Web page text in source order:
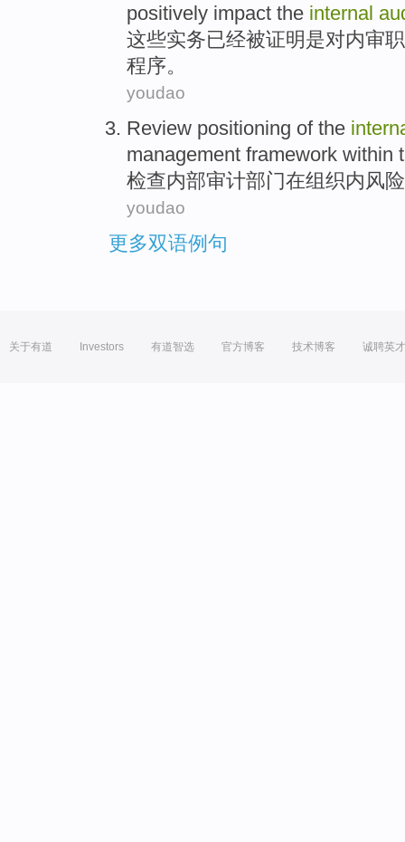
positively impact the internal
这些实务已经被证明是对内审
程序。
youdao
Review positioning of the
management framework within
检查内部审计部门在组织内 风险
youdao
更多双语例句
关于有道 Investors 有道智选 官方博客 技术博客 诚聘英才